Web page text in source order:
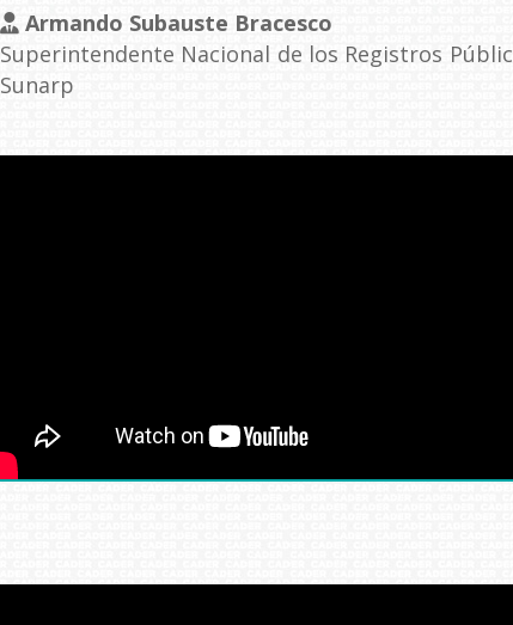
Armando Subauste Bracesco
Superintendente Nacional de los Registros
Sunarp